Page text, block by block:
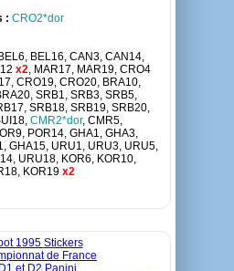
: CRO2*dor
BEL6, BEL16, CAN3, CAN14,
x2, MAR17, MAR19, CRO4
CRO19, CRO20, BRA10,
SRB1, SRB3, SRB5,
SRB18, SRB19, SRB20,
CMR2*dor, CMR5,
POR14, GHA1, GHA3,
GHA15, URU1, URU3, URU5,
URU18, KOR6, KOR10,
KOR19 x2